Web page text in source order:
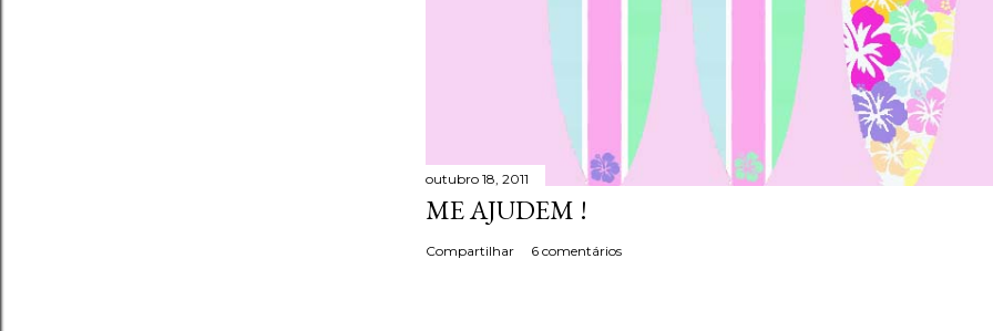
outubro 18, 2011
ME AJUDEM !
Compartilhar 6 comentários